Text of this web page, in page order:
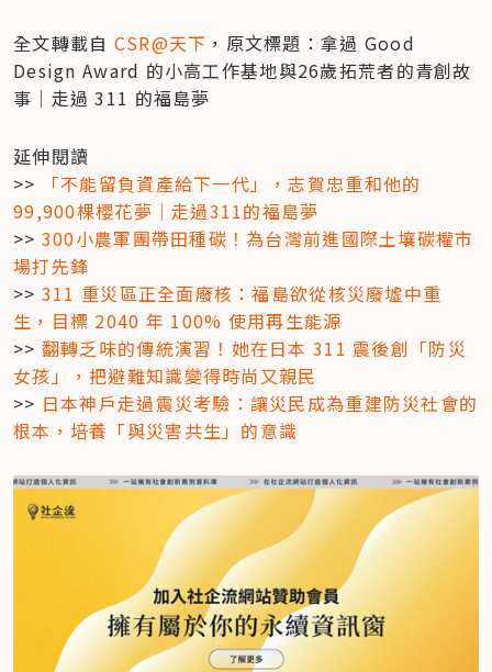
全文轉載自 CSR@天下 ，原文標題：拿過 Good
Design Award 的小高工作基地與26歲拓荒者的青創故
事｜走過 311 的福島夢
延伸閱讀
>>
「不能留負資產給下一代」，志賀忠重和他的
99,900棵櫻花夢｜走過311的福島夢
>> 300小農軍團帶田種碳！為台灣前進國際土壤碳權市
場打先鋒
>> 311 重災區正全面廢核：福島欲從核災廢墟中重
生，目標 2040 年 100% 使用再生能源
>> 翻轉乏味的傳統演習！她在日本 311 震後創「防災
女孩」，把避難知識變得時尚又親民
>> 日本神戶走過震災考驗：讓災民成為重建防災社會的
根本，培養「與災害共生」的意識